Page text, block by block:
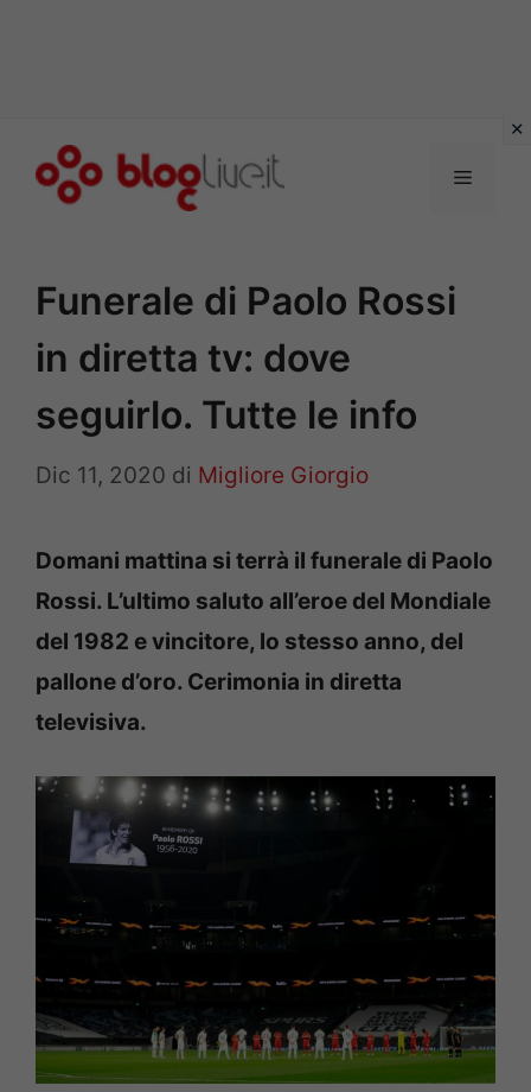
Menu
Funerale di Paolo Rossi
in diretta tv: dove
seguirlo. Tutte le info
Dic 11, 2020 di Migliore Giorgio
Domani mattina si terrà il funerale di Paolo
Rossi. L’ultimo saluto all’eroe del Mondiale
del 1982 e vincitore, lo stesso anno, del
pallone d’oro. Cerimonia in diretta
televisiva.